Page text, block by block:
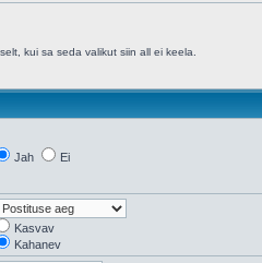
kui sa seda valikut siin all ei keela.
Jah Ei
Kasvav
Kahanev